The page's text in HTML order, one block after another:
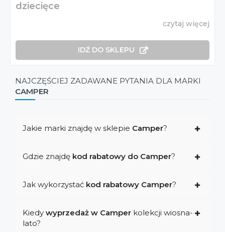
dziecięce
czytaj więcej
IDŹ DO SKLEPU
NAJCZĘŚCIEJ ZADAWANE PYTANIA DLA MARKI
CAMPER
Jakie marki znajdę w sklepie Camper?
Gdzie znajdę kod rabatowy do Camper?
Jak wykorzystać kod rabatowy Camper?
Kiedy wyprzedaż w Camper kolekcji wiosna-
lato?